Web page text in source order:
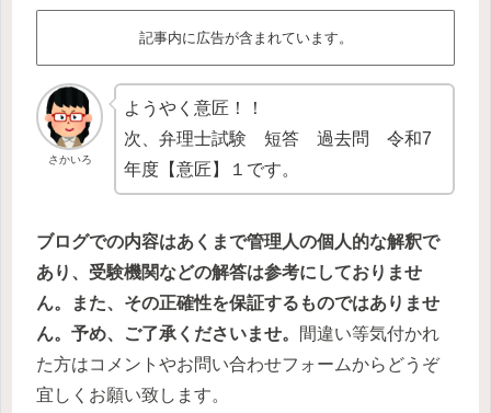
記事内に広告が含まれています。
さかいろ
ようやく意匠！！
次、弁理士試験 短答 過去問 令和7
年度【意匠】１です。
ブログでの内容はあくまで管理人の個人的な解釈で
あり、受験機関などの解答は参考にしておりませ
ん。また、その正確性を保証するものではありませ
ん。予め、ご了承くださいませ。
間違い等気付かれ
た方はコメントやお問い合わせフォームからどうぞ
宜しくお願い致します。